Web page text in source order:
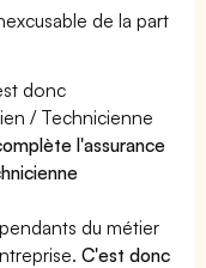
de la part
donc
/ Technicienne
l'assurance
du métier
C'est donc